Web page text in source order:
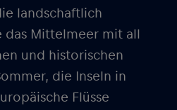
landschaftlich
das Mittelmeer mit all
und historischen
die Inseln in
Flüsse